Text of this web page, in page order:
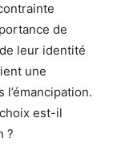
de
leur identité
une
est-il
?